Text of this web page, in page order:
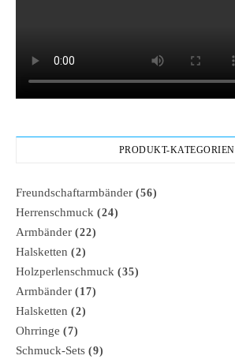
PRODUKT-KATEGORIEN
Freundschaftarmbänder (56)
Herrenschmuck (24)
Armbänder (22)
Halsketten (2)
Holzperlenschmuck (35)
Armbänder (17)
Halsketten (2)
Ohrringe (7)
Schmuck-Sets (9)